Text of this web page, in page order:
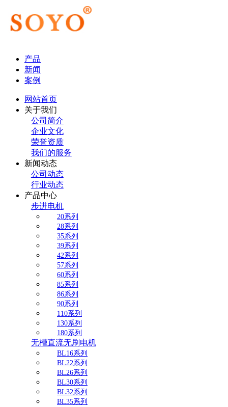
产品
新闻
案例
网站首页
关于我们
公司简介
企业文化
荣誉资质
我们的服务
新闻动态
公司动态
行业动态
产品中心
步进电机
20系列
28系列
35系列
39系列
42系列
57系列
60系列
85系列
86系列
90系列
110系列
130系列
180系列
无槽直流无刷电机
BL16系列
BL22系列
BL26系列
BL30系列
BL32系列
BL35系列